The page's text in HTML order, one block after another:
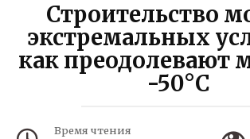
Строительство
экстремальных
как преодолевают
-50°C
Время чтения